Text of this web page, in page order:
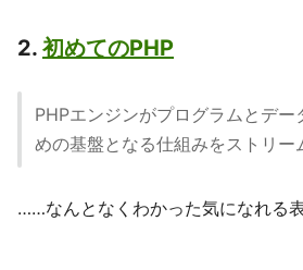
2. 初めてのPHP
PHPエンジンがプログラムとデー
めの基盤となる仕組みをストリー
……なんとなくわかった気になれる表